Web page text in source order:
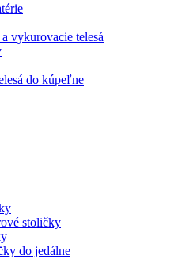
vykurovacie telesá
do kúpeľne
stoličky
do jedálne